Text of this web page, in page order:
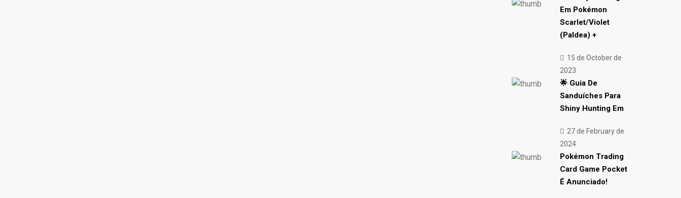
Em Pokémon
Scarlet/Violet
(Paldea) +
15 de October de
2023
🌟 Guia De
Sanduíches Para
Shiny Hunting Em
27 de February de
2024
Pokémon Trading
Card Game Pocket
É Anunciado!